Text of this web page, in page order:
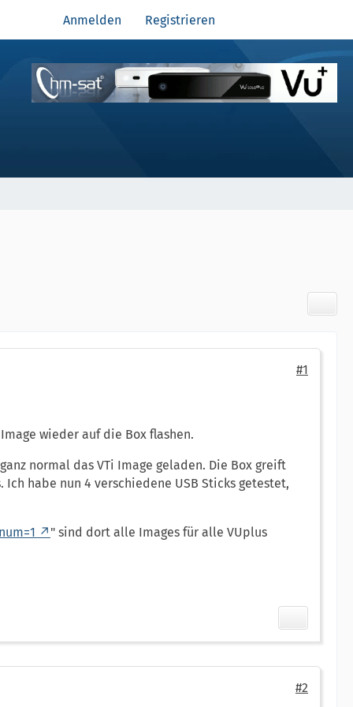
Anmelden Registrieren
#1
wieder auf die Box flashen.
normal das VTi Image geladen. Die Box greift
habe nun 4 verschiedene USB Sticks getestet,
" sind dort alle Images für alle VUplus
#2